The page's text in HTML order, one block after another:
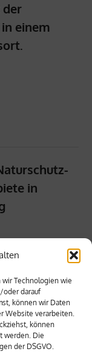
Technologien wie
oder darauf
können wir Daten
Website verarbeiten.
können
werden. Die
der DSGVO.
der
einem
in